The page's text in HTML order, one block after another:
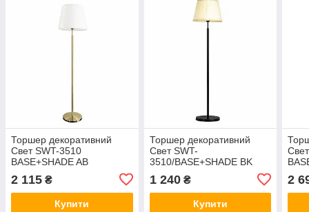
Торшер декоративний
Свет SWT-3510
BASE+SHADE AB
2 115 ₴
Купити
Торшер декоративний
Свет SWT-
3510/BASE+SHADE BK
1 240₴
Купити
2